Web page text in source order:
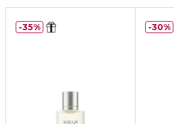
35% 30%